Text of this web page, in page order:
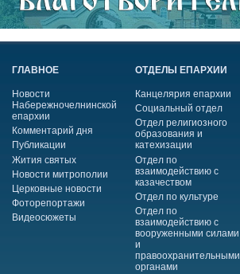
ГЛАВНОЕ
Новости
Набережночелнинской
епархии
Комментарий дня
Публикации
Жития святых
Новости митрополии
Церковные новости
Фоторепортажи
Видеосюжеты
ОТДЕЛЫ ЕПАРХИИ
Канцелярия епархии
Социальный отдел
Отдел религиозного
образования и
катехизации
Отдел по
взаимодействию с
казачеством
Отдел по культуре
Отдел по
взаимодействию с
вооруженными силами
и
правоохранительными
органами